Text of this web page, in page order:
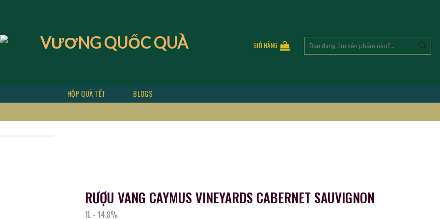
quyền GIỎ HÀNG
kiếm:
HỘP QUÀ TẾT BLOGS
RƯỢU VANG CAYMUS VINEYARDS CABERNET SAUVIGNON
1L- 14,8%